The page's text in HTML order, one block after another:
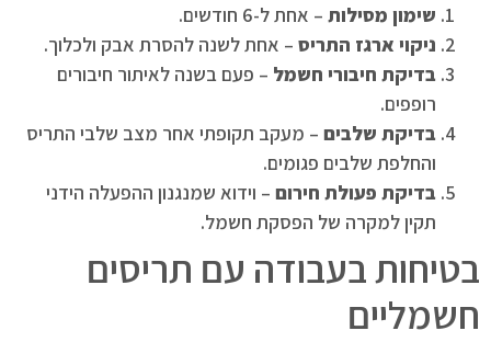
שימון מסילות – אחת ל-6 חודשים.
ניקוי ארגז התריס – אחת לשנה להסרת אבק ולכלוך.
בדיקת חיבורי חשמל – פעם בשנה לאיתור חיבורים
רופפים.
בדיקת שלבים – מעקב תקופתי אחר מצב שלבי התריס
והחלפת שלבים פגומים.
בדיקת פעולת חירום – וידוא שמנגנון ההפעלה הידני
תקין למקרה של הפסקת חשמל.
בטיחות בעבודה עם תריסים
חשמליים